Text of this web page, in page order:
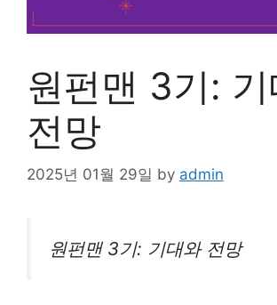
원펀맨 3기:
전망
2025년 01월 29일 by admin
원펀맨 3기: 기대와 전망